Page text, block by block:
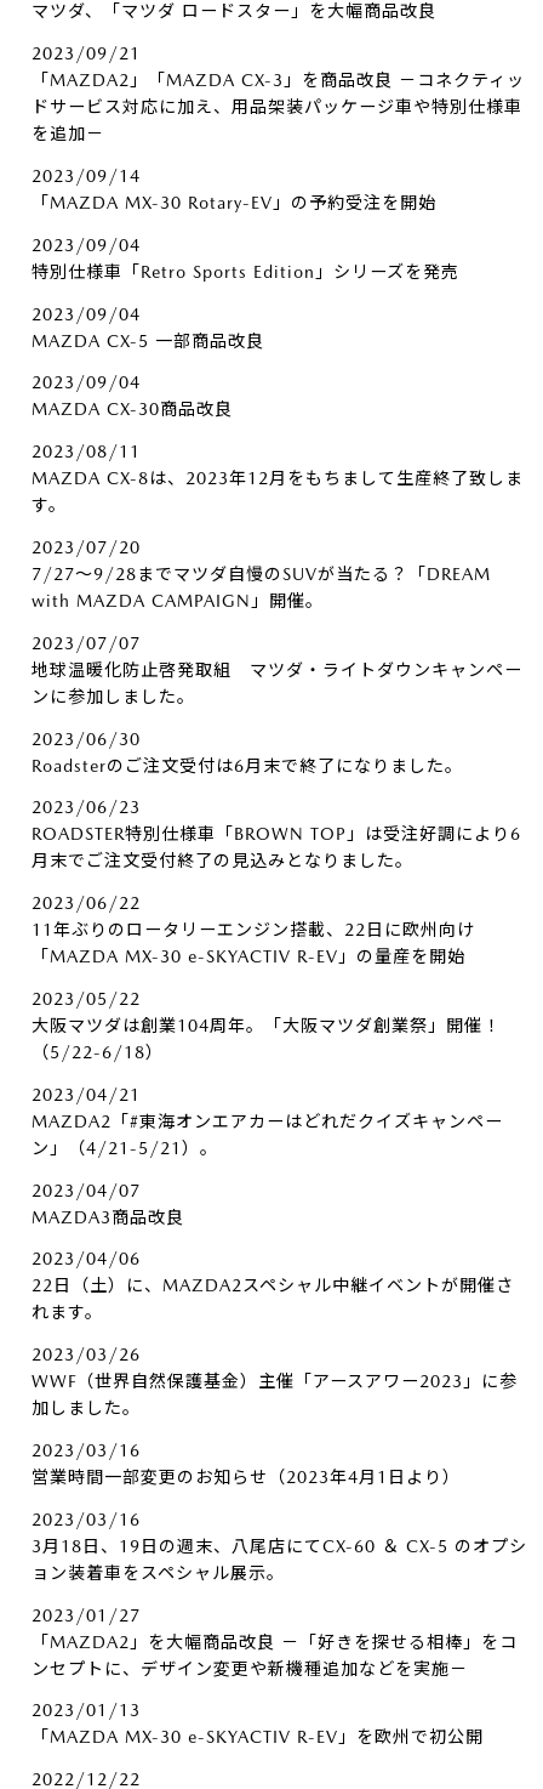
マツダ、「マツダ ロードスター」を大幅商品改良
2023/09/21
「MAZDA2」「MAZDA CX-3」を商品改良 －コネクティッ
ドサービス対応に加え、用品架装パッケージ車や特別仕様車
を追加－
2023/09/14
「MAZDA MX-30 Rotary-EV」の予約受注を開始
2023/09/04
特別仕様車「Retro Sports Edition」シリーズを発売
2023/09/04
MAZDA CX-5 一部商品改良
2023/09/04
MAZDA CX-30商品改良
2023/08/11
MAZDA CX-8は、2023年12月をもちまして生産終了致しま
す。
2023/07/20
7/27～9/28までマツダ自慢のSUVが当たる？「DREAM
with MAZDA CAMPAIGN」開催。
2023/07/07
地球温暖化防止啓発取組 マツダ・ライトダウンキャンペー
ンに参加しました。
2023/06/30
Roadsterのご注文受付は6月末で終了になりました。
2023/06/23
ROADSTER特別仕様車「BROWN TOP」は受注好調により6
月末でご注文受付終了の見込みとなりました。
2023/06/22
11年ぶりのロータリーエンジン搭載、22日に欧州向け
「MAZDA MX-30 e-SKYACTIV R-EV」の量産を開始
2023/05/22
大阪マツダは創業104周年。「大阪マツダ創業祭」開催！
（5/22-6/18）
2023/04/21
MAZDA2「#東海オンエアカーはどれだクイズキャンペー
ン」（4/21-5/21）。
2023/04/07
MAZDA3商品改良
2023/04/06
22日（土）に、MAZDA2スペシャル中継イベントが開催さ
れます。
2023/03/26
WWF（世界自然保護基金）主催「アースアワー2023」に参
加しました。
2023/03/16
営業時間一部変更のお知らせ（2023年4月1日より）
2023/03/16
3月18日、19日の週末、八尾店にてCX-60 ＆ CX-5 のオプシ
ョン装着車をスペシャル展示。
2023/01/27
「MAZDA2」を大幅商品改良 －「好きを探せる相棒」をコ
ンセプトに、デザイン変更や新機種追加などを実施－
2023/01/13
「MAZDA MX-30 e-SKYACTIV R-EV」を欧州で初公開
2022/12/22